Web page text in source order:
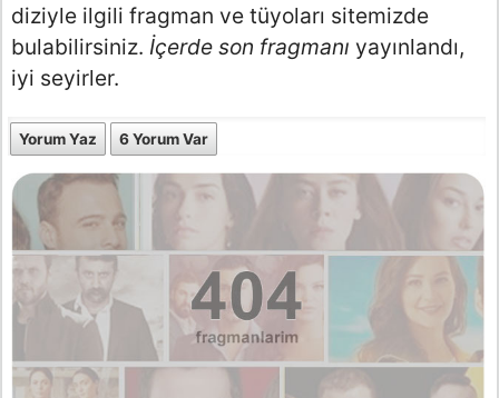
diziyle ilgili fragman ve tüyoları sitemizde
bulabilirsiniz. İçerde son fragmanı yayınlandı,
iyi seyirler.
Yorum Yaz 6 Yorum Var